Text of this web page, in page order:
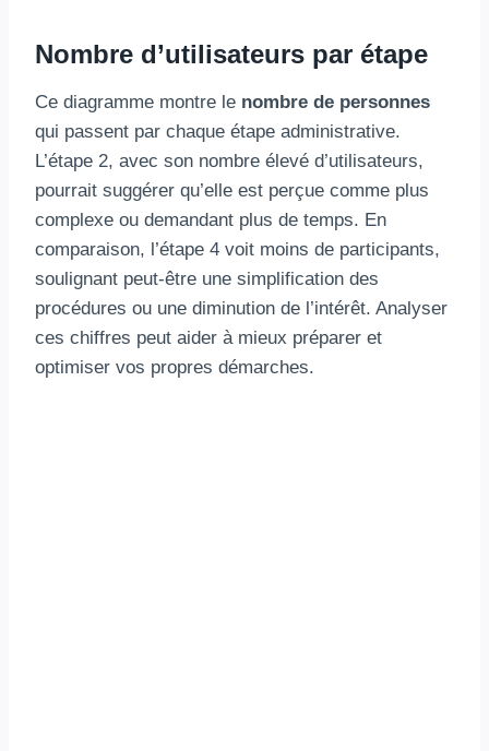
Nombre d’utilisateurs par étape
Ce diagramme montre le nombre de personnes
qui passent par chaque étape administrative.
L’étape 2, avec son nombre élevé d’utilisateurs,
pourrait suggérer qu’elle est perçue comme plus
complexe ou demandant plus de temps. En
comparaison, l’étape 4 voit moins de participants,
soulignant peut-être une simplification des
procédures ou une diminution de l’intérêt. Analyser
ces chiffres peut aider à mieux préparer et
optimiser vos propres démarches.